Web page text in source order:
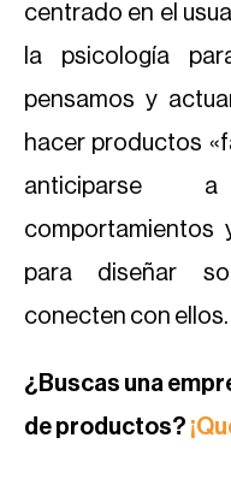
centrado en el
la psicología
pensamos y
hacer productos
anticiparse
comportamientos
para diseñar
conecten con ellos.
¿Buscas una
de productos?